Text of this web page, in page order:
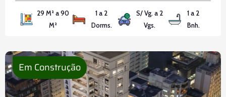
quatro patas. Localizado em uma das áreas mais
29 M² a 90
M²
1 a 2
Dorms.
S/ Vg. a 2
Vgs.
1 a 2
Bnh.
Em Construção